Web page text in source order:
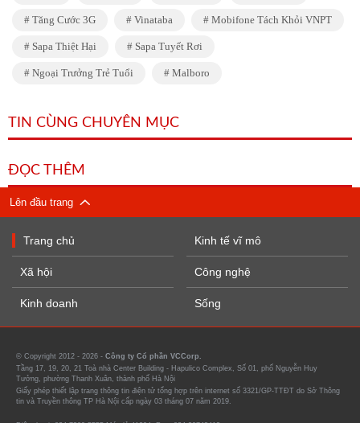
Tăng Cước 3G Vinataba Mobifone Tách Khỏi VNPT
Sapa Thiệt Hại Sapa Tuyết Rơi
Ngoại Trưởng Trẻ Tuổi Malboro
TIN CÙNG CHUYÊN MỤC
ĐỌC THÊM
Lên đầu trang
Trang chủ
Xã hội
Kinh doanh
Kinh tế vĩ mô
Công nghệ
Sống
© Copyright 2012 - 2026 - Công ty Cổ phần VCCorp.
Tầng 17, 19, 20, 21 Toà nhà Center Building - Hapulico Complex, Số 01, phố Nguyễn Huy
Tưởng, phường Thanh Xuân, thành phố Hà Nội
Giấy phép thiết lập trang thông tin điện tử tổng hợp trên internet số 3321/GP-TTĐT do Sở Thông
tin và Truyền thông TP Hà Nội cấp ngày 03 tháng 07 năm 2019.